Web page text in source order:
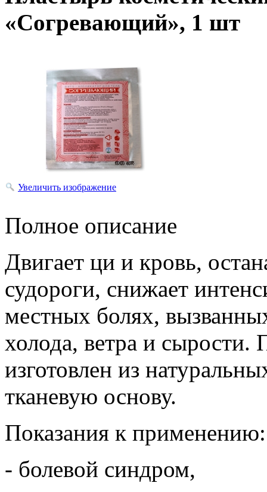
«Согревающий», 1 шт
Увеличить изображение
Полное описание
Двигает ци и кровь,
судороги, снижает
местных болях,
холода, ветра и сырости.
изготовлен из
тканевую основу.
Показания к применению:
- болевой синдром,